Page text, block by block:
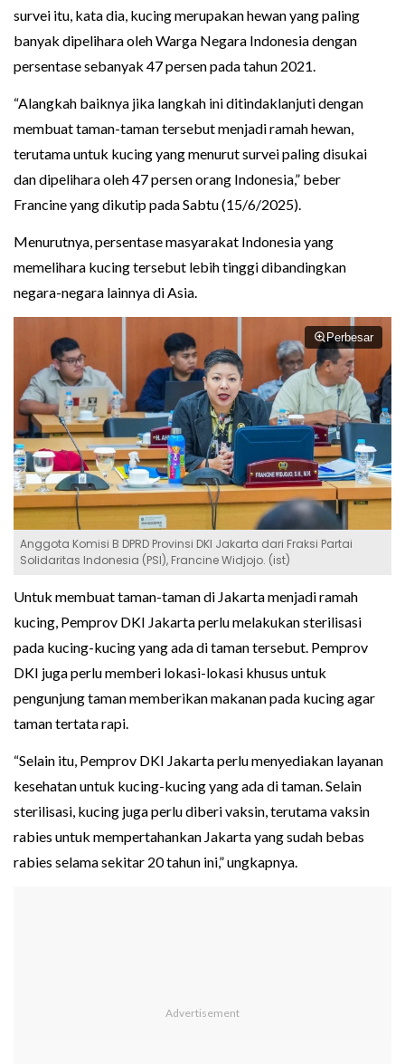
survei itu, kata dia, kucing merupakan hewan yang paling
banyak dipelihara oleh Warga Negara Indonesia dengan
persentase sebanyak 47 persen pada tahun 2021.
“Alangkah baiknya jika langkah ini ditindaklanjuti dengan
membuat taman-taman tersebut menjadi ramah hewan,
terutama untuk kucing yang menurut survei paling disukai
dan dipelihara oleh 47 persen orang Indonesia,” beber
Francine yang dikutip pada Sabtu (15/6/2025).
Menurutnya, persentase masyarakat Indonesia yang
memelihara kucing tersebut lebih tinggi dibandingkan
negara-negara lainnya di Asia.
Perbesar
Anggota Komisi B DPRD Provinsi DKI Jakarta dari Fraksi Partai
Solidaritas Indonesia (PSI), Francine Widjojo. (ist)
Untuk membuat taman-taman di Jakarta menjadi ramah
kucing, Pemprov DKI Jakarta perlu melakukan sterilisasi
pada kucing-kucing yang ada di taman tersebut. Pemprov
DKI juga perlu memberi lokasi-lokasi khusus untuk
pengunjung taman memberikan makanan pada kucing agar
taman tertata rapi.
“Selain itu, Pemprov DKI Jakarta perlu menyediakan layanan
kesehatan untuk kucing-kucing yang ada di taman. Selain
sterilisasi, kucing juga perlu diberi vaksin, terutama vaksin
rabies untuk mempertahankan Jakarta yang sudah bebas
rabies selama sekitar 20 tahun ini,” ungkapnya.